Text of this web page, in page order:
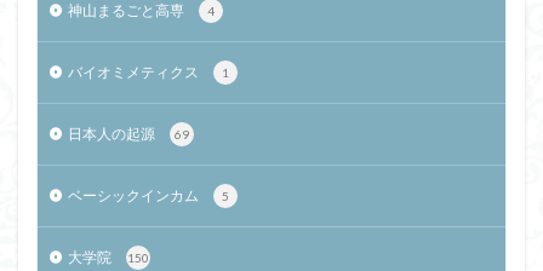
神山まるごと高専 4
バイオミメティクス 1
日本人の起源 69
ベーシックインカム 5
大学院 150